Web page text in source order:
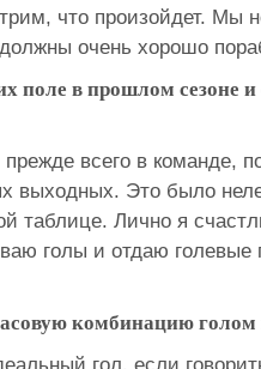
что произойдет. Мы
очень хорошо
поле в прошлом сезоне и
всего в команде,
выходных. Это было
таблице. Лично я
голы и отдаю голевые
комбинацию голом